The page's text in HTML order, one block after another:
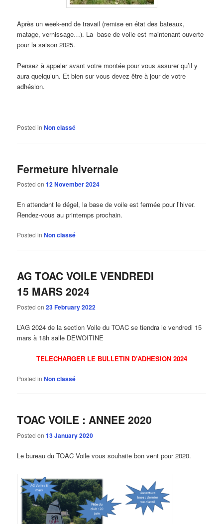
Après un week-end de travail (remise en état des bateaux,
matage, vernissage…). La base de voile est maintenant ouverte
pour la saison 2025.
Pensez à appeler avant votre montée pour vous assurer qu’il y
aura quelqu’un. Et bien sur vous devez être à jour de votre
adhésion.
Posted in Non classé
Fermeture hivernale
Posted on12 November 2024
En attendant le dégel, la base de voile est fermée pour l’hiver.
Rendez-vous au printemps prochain.
Posted in Non classé
AG TOAC VOILE VENDREDI
15 MARS 2024
Posted on23 February 2022
L’AG 2024 de la section Voile du TOAC se tiendra le vendredi 15
mars à 18h salle DEWOITINE
TELECHARGER LE BULLETIN D’ADHESION 2024
Posted in Non classé
TOAC VOILE : ANNEE 2020
Posted on13 January 2020
Le bureau du TOAC Voile vous souhaite bon vent pour 2020.